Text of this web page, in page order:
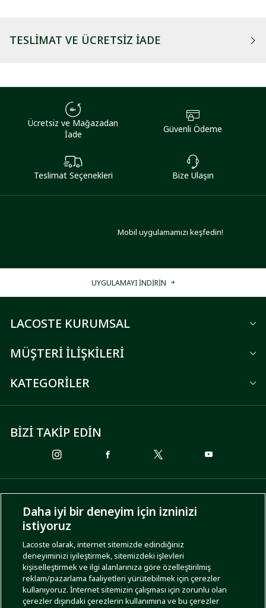
TESLIMAT VE ÜCRETSIZ İADE
Ücretsiz ve Mağazadan
İade
Güvenli Ödeme
Teslimat Seçenekleri Bize Ulaşın
Mobil uygulamamızı keşfedin!
UYGULAMAYI İNDİRİN
LACOSTE KURUMSAL
MÜŞTERİ İLİŞKİLERİ
KATEGORİLER
BİZİ TAKİP EDİN
ÖDEME SEÇENEKLERİ
KARGO SEÇENEKLERİ
Daha iyi bir deneyim için izninizi
istiyoruz
Lacoste olarak, internet sitemizde edindiğiniz
deneyiminizi iyileştirmek, sitemizdeki işlevleri
kişiselleştirmek ve ilgi alanlarınıza göre özelleştirilmiş
reklam/pazarlama faaliyetleri yürütebilmek için çerezler
kullanıyoruz. İnternet sitemizin çalışması için zorunlu olan
çerezler dışındaki çerezlerin kullanımına ve bu çerezler